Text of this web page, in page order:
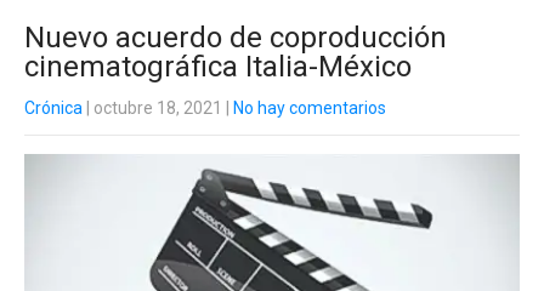
Nuevo acuerdo de coproducción
cinematográfica Italia-México
Crónica | octubre 18, 2021 No hay comentarios